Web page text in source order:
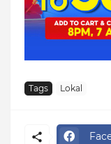
Tags Lokal